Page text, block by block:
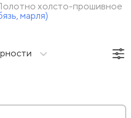
холсто-прошивное
марля)